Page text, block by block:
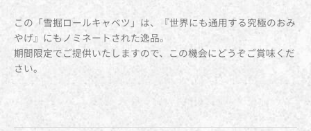
この「雪掘ロールキャベツ」は、『世界にも通用する究極のおみ
やげ』にもノミネートされた逸品。
期間限定でご提供いたしますので、この機会にどうぞご賞味くだ
さい。